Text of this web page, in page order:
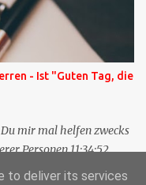
d.h. ein paar
Kurzzitat meines
tun, als die
in ein bestimmtes
einzufügen. Trackbacks
Das Trackback-
- Ist "Guten Tag, die
mir mal helfen zwecks
Personen 11:34:52
Sehr geehrte Herren,
to deliver its services